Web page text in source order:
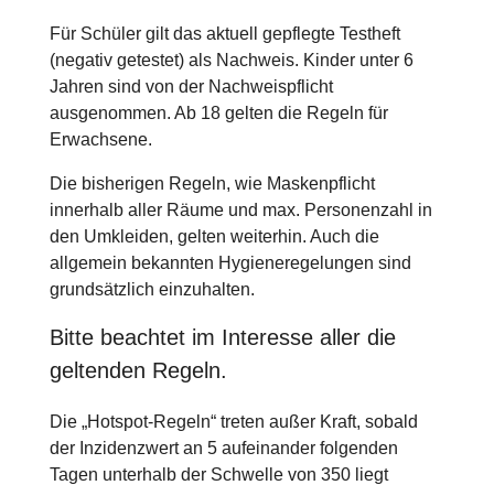
Für Schüler gilt das aktuell gepflegte Testheft
(negativ getestet) als Nachweis. Kinder unter 6
Jahren sind von der Nachweispflicht
ausgenommen. Ab 18 gelten die Regeln für
Erwachsene.
Die bisherigen Regeln, wie Maskenpflicht
innerhalb aller Räume und max. Personenzahl in
den Umkleiden, gelten weiterhin. Auch die
allgemein bekannten Hygieneregelungen sind
grundsätzlich einzuhalten.
Bitte beachtet im Interesse aller die
geltenden Regeln.
Die „Hotspot-Regeln“ treten außer Kraft, sobald
der Inzidenzwert an 5 aufeinander folgenden
Tagen unterhalb der Schwelle von 350 liegt